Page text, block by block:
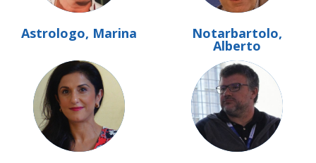
Astrologo, Marina Notarbartolo,
Alberto